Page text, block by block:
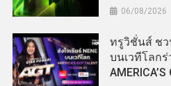
06/08/2026
ทรูวิชั่นส์ ชว
บนเวทีโลก